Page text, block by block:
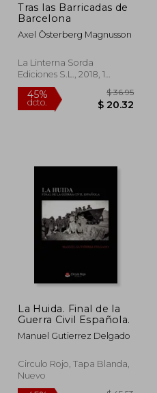
45% $
Tras las Barricadas de
Barcelona
Axel Österberg Magnusson
La Linterna Sorda
Ediciones S.L., 2018, 1
Edición, Tapa Blanda,
Nuevo
La Huida. Final de la
Guerra Civil Española.
Manuel Gutierrez Delgado
Circulo Rojo, Tapa Blanda,
Nuevo